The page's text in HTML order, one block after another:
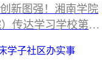
新图强！湘南学院
传达学习学校第四